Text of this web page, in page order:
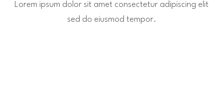
Lorem ipsum dolor sit amet consectetur adipiscing elit
sed do eiusmod tempor.